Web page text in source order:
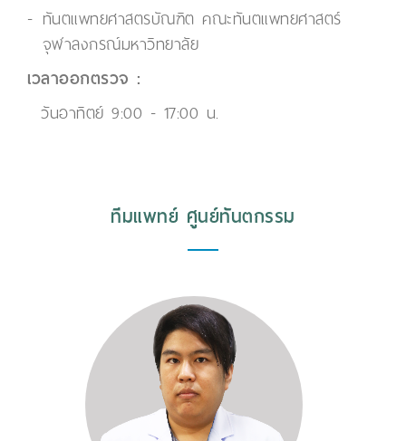
ทันตแพทยศาสตรบัณฑิต คณะทันตแพทยศาสตร์
จุฬาลงกรณ์มหาวิทยาลัย
เวลาออกตรวจ :
วันอาทิตย์ 9:00 - 17:00 น.
ทีมแพทย์ ศูนย์ทันตกรรม